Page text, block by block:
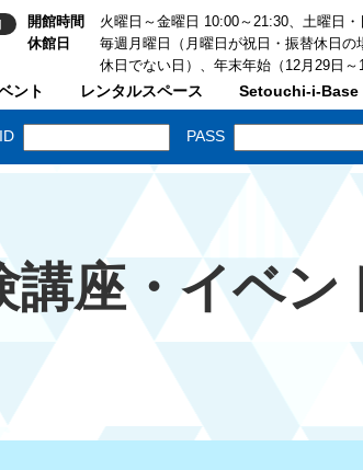
ント レンタルスペース Setouchi-i-Base
開館時間
火曜日～金曜日 10:00～21:30、土曜日
休館日
毎週月曜日（月曜日が祝日・振替休日の
休日でない日）、年末年始（12月29日～1
講座・イベン